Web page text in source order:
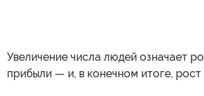
Увеличение числа людей означает
прибыли — и, в конечном итоге, рост